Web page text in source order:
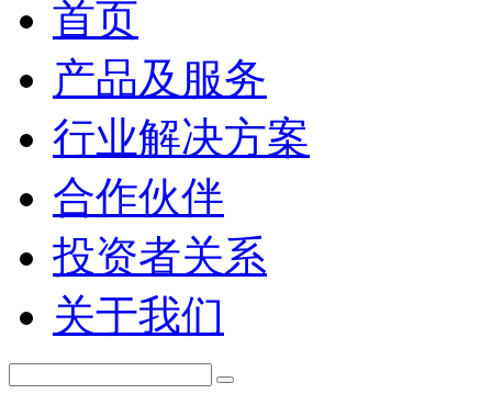
首页
产品及服务
行业解决方案
合作伙伴
投资者关系
关于我们